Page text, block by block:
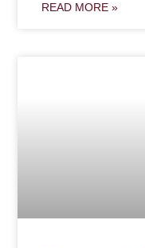
READ MORE »